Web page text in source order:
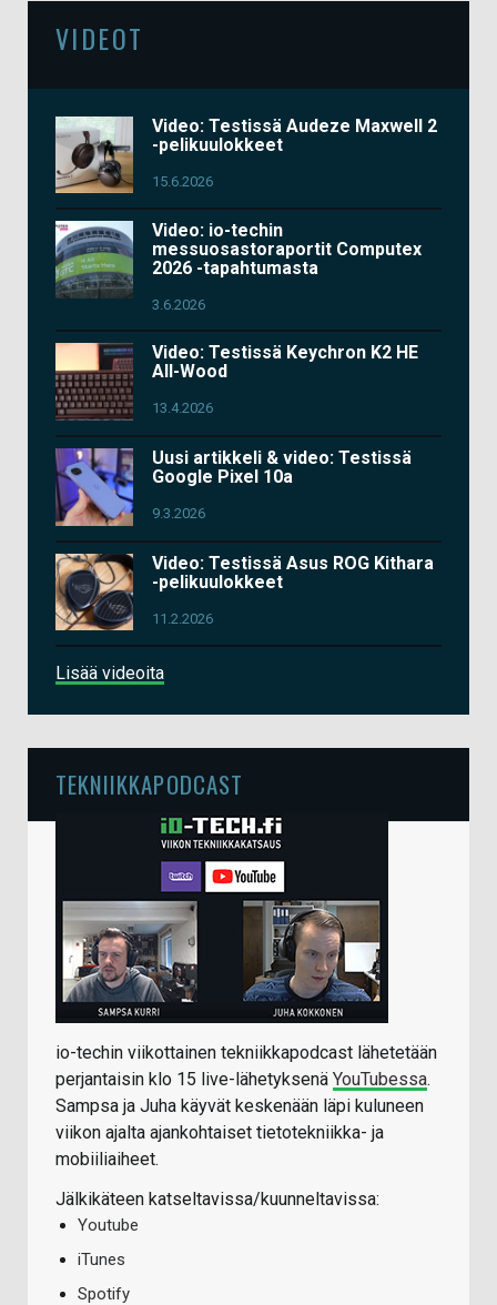
VIDEOT
Video: Testissä Audeze Maxwell 2
-pelikuulokkeet
15.6.2026
Video: io-techin
messuosastoraportit Computex
2026 -tapahtumasta
3.6.2026
Video: Testissä Keychron K2 HE
All-Wood
13.4.2026
Uusi artikkeli & video: Testissä
Google Pixel 10a
9.3.2026
Video: Testissä Asus ROG Kithara
-pelikuulokkeet
11.2.2026
Lisää videoita
TEKNIIKKAPODCAST
io-techin viikottainen tekniikkapodcast lähetetään
perjantaisin klo 15 live-lähetyksenä YouTubessa.
Sampsa ja Juha käyvät keskenään läpi kuluneen
viikon ajalta ajankohtaiset tietotekniikka- ja
mobiiliaiheet.
Jälkikäteen katseltavissa/kuunneltavissa:
Youtube
iTunes
Spotify